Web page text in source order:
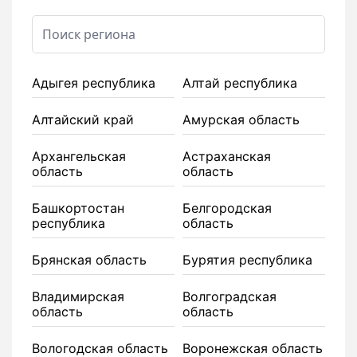
Адыгея республика Алтай республика
Алтайский край Амурская область
Архангельская
область
Астраханская
область
Башкортостан
республика
Белгородская
область
Брянская область Бурятия республика
Владимирская
область
Волгоградская
область
Вологодская область Воронежская область